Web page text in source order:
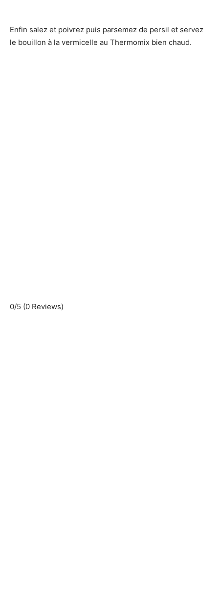
Enfin salez et poivrez puis parsemez de persil et servez
le bouillon à la vermicelle au Thermomix bien chaud.
0/5 (0 Reviews)